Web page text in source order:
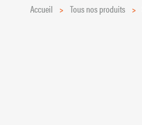
Accueil > Tous nos produits >